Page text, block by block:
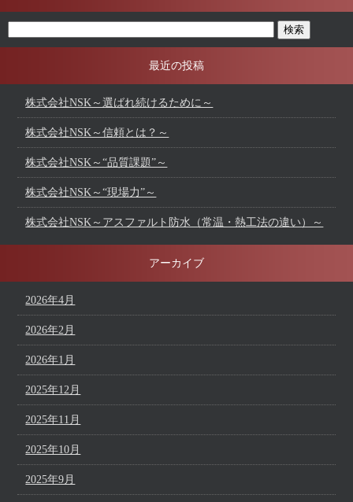
最近の投稿
株式会社NSK～選ばれ続けるために～
株式会社NSK～信頼とは？～
株式会社NSK～“品質課題”～
株式会社NSK～“現場力”～
株式会社NSK～アスファルト防水（常温・熱工法の違い）～
アーカイブ
2026年4月
2026年2月
2026年1月
2025年12月
2025年11月
2025年10月
2025年9月